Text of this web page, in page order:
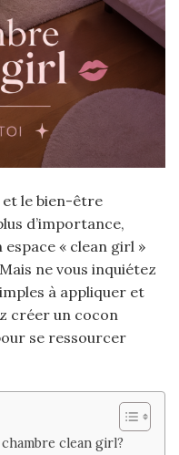
et le bien-être
d’importance,
« clean girl »
ne vous inquiétez
à appliquer et
créer un cocon
se ressourcer
clean girl?